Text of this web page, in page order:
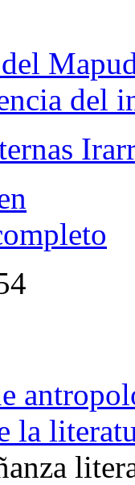
del
la